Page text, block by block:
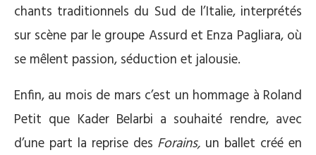
chants traditionnels du Sud de l’Italie, interprétés
sur scène par le groupe Assurd et Enza Pagliara, où
se mêlent passion, séduction et jalousie.
Enfin, au mois de mars c’est un hommage à Roland
Petit que Kader Belarbi a souhaité rendre, avec
d’une part la reprise des Forains, un ballet créé en